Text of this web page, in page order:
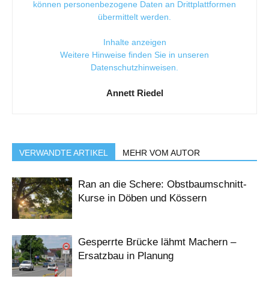
können personenbezogene Daten an Drittplattformen
übermittelt werden.
Inhalte anzeigen
Weitere Hinweise finden Sie in unseren
Datenschutzhinweisen
Annett Riedel
VERWANDTE ARTIKEL MEHR VOM AUTOR
Ran an die Schere: Obstbaumschnitt-
Kurse in Döben und Kössern
Gesperrte Brücke lähmt Machern –
Ersatzbau in Planung